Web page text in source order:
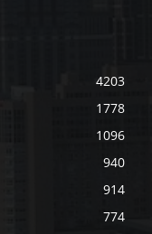
4203
1778
1096
940
914
774